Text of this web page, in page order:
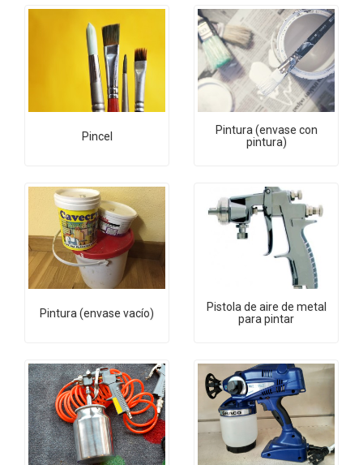
Pincel
Pintura (envase con
pintura)
Pintura (envase vacío)
Pistola de aire de metal
para pintar